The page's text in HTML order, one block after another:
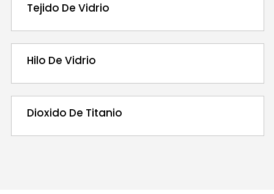
Tejido De Vidrio
Hilo De Vidrio
Dioxido De Titanio